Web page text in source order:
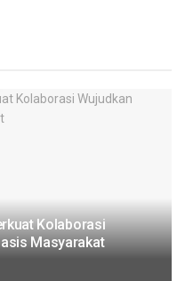
Kolaborasi
Masyarakat